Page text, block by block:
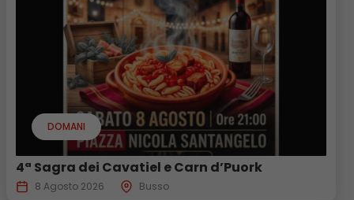
DOMANI
4ª Sagra dei Cavatiel e Carn d’Puork
8 Agosto 2026 Busso